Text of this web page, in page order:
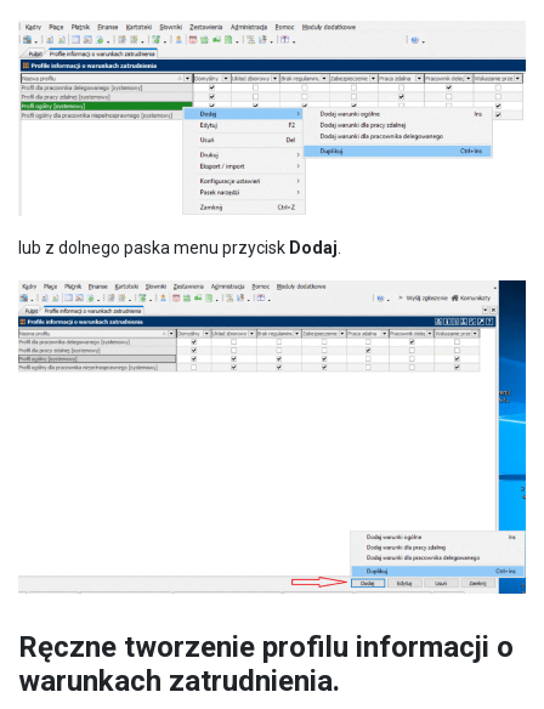
lub z dolnego paska menu przycisk Dodaj
Ręczne tworzenie profilu informacji o
warunkach zatrudnienia.